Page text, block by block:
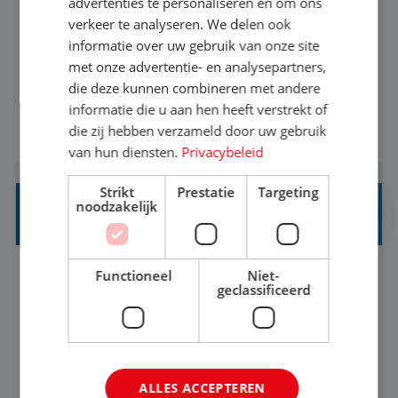
Met jouw ervaring in de reisbranche of
achtergrond in toerisme ben je klaar voor de
volgende stap. Vanaf je stoel reis je de hele
wereld over en speel je moeiteloos in op de
wensen van je team, je klant en wat er in de
reiswereld gebeurt. Met je enthousiasme weet je
klanten te overtuigen om die droomreis te
boeken! ...
BEKIJK VACATURE
REISADVISEUR ALLROUND
Aalsmeer, Noord-Holland, Nederland
Baan
MBO
het nu voor jezelf is, of voor een ander: jij vindt
verkeer te analyseren. We delen ook
informatie over uw gebruik van onze site
met onze advertentie- en analysepartners,
die deze kunnen combineren met andere
informatie die u aan hen heeft verstrekt of
die zij hebben verzameld door uw gebruik
van hun diensten. Privacybeleid
Strikt
noodzakelijk
Prestatie Targeting
Functioneel
Niet-
geclassificeerd
ALLES ACCEPTEREN